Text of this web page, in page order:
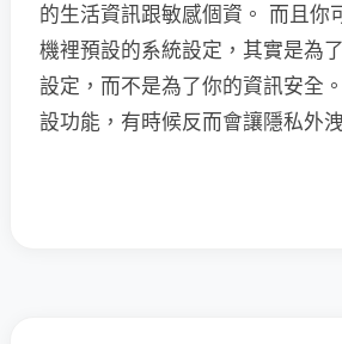
的生活資訊跟敏感個資。 而且你
機裡預設的系統設定，其實是為
設定，而不是為了你的資訊安全
設功能，有時候反而會讓隱私外洩